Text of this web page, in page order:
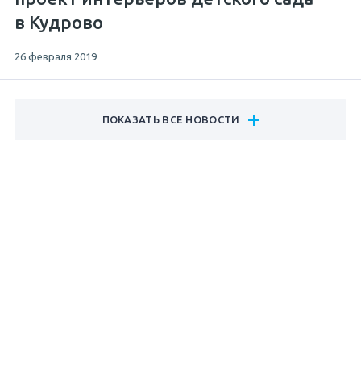
в Кудрово
26 февраля 2019
ПОКАЗАТЬ ВСЕ НОВОСТИ